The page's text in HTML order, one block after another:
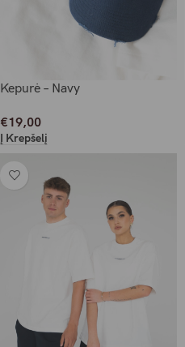
Kepurė – Navy
€19,00
Į Krepšelį